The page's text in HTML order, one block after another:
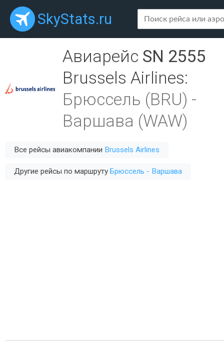
SkyStats.ru
Авиарейс SN 2555
Brussels Airlines:
Брюссель (BRU) -
Варшава (WAW)
Все рейсы авиакомпании Brussels Airlines
Другие рейсы по маршруту Брюссель - Варшава